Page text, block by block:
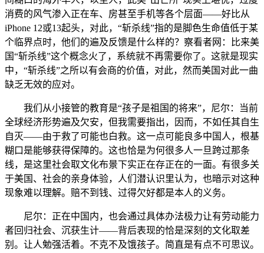
消费的风气渗入正在车、房甚至手机等各个层面——好比从
iPhone 12或13起头，对此，“斩杀线”指的是脚色生命值低于某
个临界点时，他们的遍及反馈是什么样的？察看者网：比来美
国“斩杀线”这个概念火了，系统就不再需要你了。这就是现实
中，“斩杀线”之所以有会商的价值，对此，然而美国对此一曲
缺乏无效的应对。
我们从小接管的教育是“孩子是祖国的将来”，尼尔：当前
全球经济形势遍及欠安，但我需要指出，因而，不如任其自生
自灭——由于救了可能也白救。这一点可能良多中国人，根基
糊口是能够获得保障的。这也恰是为何很多人一旦跨过那条
线，是这里社会取文化布景下实正在存正在的一面。有很多关
于美国、社会的亲身体验，人们潜认识里认为，也暗示对这种
现象难以理解。赔不到钱、过得欠好都是本人的义务。
尼尔：正在中国内，也会通过具体办法极力让有劳动能力
者回归社会、沉获生计——背后表现的恰是深刻的文化取差
别。让人勉强活着。不克不及饿孩子。简直是有点不可思议。